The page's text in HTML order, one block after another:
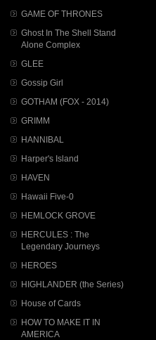
GAME OF THRONES
Ghost In The Shell Stand
Alone Complex
GLEE
Gossip Girl
GOTHAM (FOX - 2014)
GRIMM
HANNIBAL
Harper's Island
HAVEN
Hawaii Five-0
HEMLOCK GROVE
HERCULES : The
Legendary Journeys
HEROES
HIGHLANDER (the Series)
House of Cards
HOW TO MAKE IT IN
AMERICA